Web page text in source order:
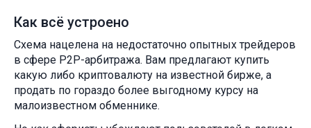
Как всё устроено
Схема нацелена на недостаточно опытных трейдеров
в сфере P2P-арбитража. Вам предлагают купить
какую либо криптовалюту на известной бирже, а
продать по гораздо более выгодному курсу на
малоизвестном обменнике.